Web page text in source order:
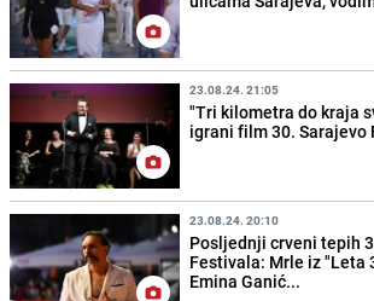
23.08.24. 21:05
"Tri kilometra do kraja
igrani film 30. Sarajevo
23.08.24. 20:10
Posljednji crveni tepih
Festivala: Mrle iz "Leta
Emina Ganić...